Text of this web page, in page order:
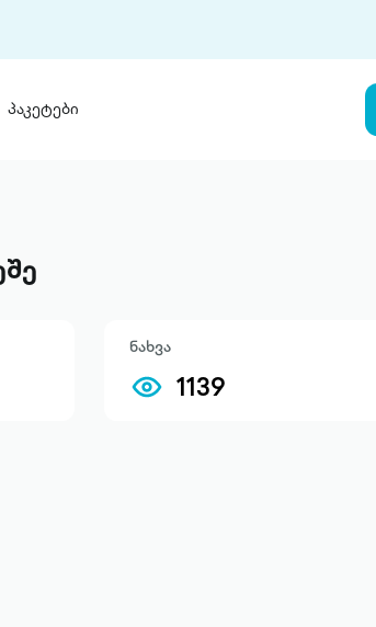
პაკეტები
ნახვა
1139